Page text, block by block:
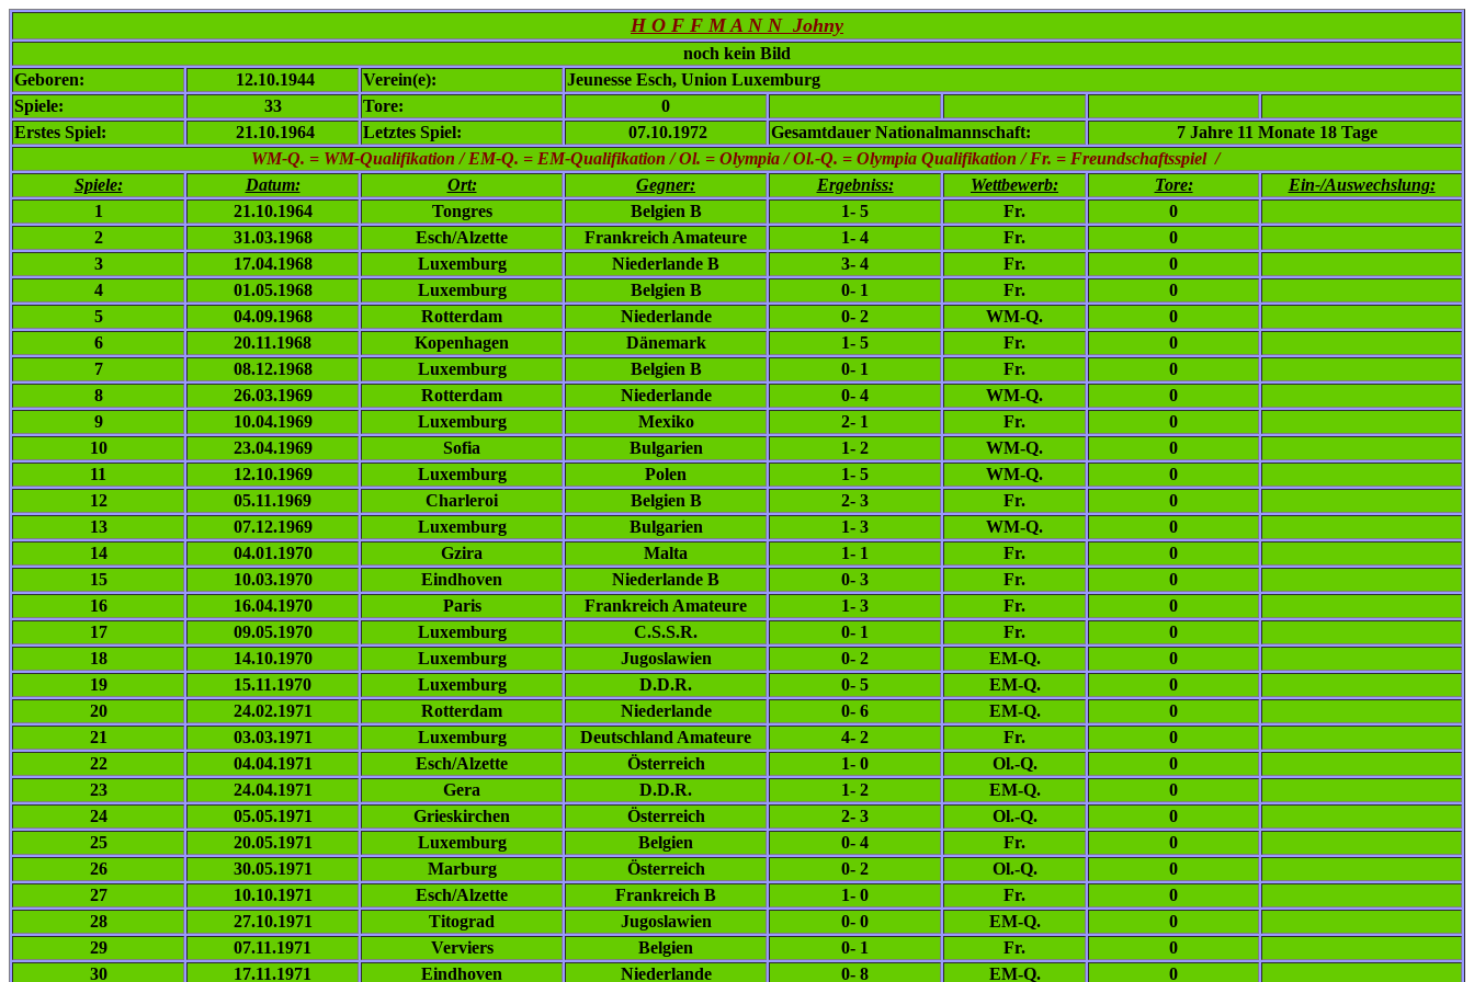
H O F F M A N N Johny
noch kein Bild
Geboren:
12.10.1944 Verein(e):
Jeunesse Esch, Union Luxemburg
Spiele:
33 Tore:
0
Erstes Spiel:
21.10.1964 Letztes Spiel: 07.10.1972 Gesamtdauer Nationalmannschaft:
7 Jahre 11 Monate 18 Tage
WM-Q. = WM-Qualifikation / EM-Q. = EM-Qualifikation / Ol. = Olympia / Ol.-Q. = Olympia Qualifikation / Fr. = Freundschaftsspiel /
Spiele:
Datum: Ort: Gegner: Ergebniss: Wettbewerb: Tore:
Ein-/Auswechslung:
1
21.10.1964 Tongres Belgien B 1- 5 Fr.
0
2
31.03.1968 Esch/Alzette Frankreich Amateure 1- 4 Fr.
0
3
17.04.1968 Luxemburg Niederlande B 3- 4 Fr.
0
4
01.05.1968 Luxemburg Belgien B 0- 1 Fr.
0
5
04.09.1968 Rotterdam Niederlande 0- 2 WM-Q.
0
6
20.11.1968 Kopenhagen Dänemark 1- 5 Fr.
0
7
08.12.1968 Luxemburg Belgien B 0- 1 Fr.
0
8
26.03.1969 Rotterdam Niederlande 0- 4 WM-Q.
0
9
10.04.1969 Luxemburg Mexiko 2- 1 Fr.
0
10
23.04.1969 Sofia Bulgarien 1- 2 WM-Q.
0
11
12.10.1969 Luxemburg Polen 1- 5 WM-Q.
0
12
05.11.1969 Charleroi Belgien B 2- 3 Fr.
0
13
07.12.1969 Luxemburg Bulgarien 1- 3 WM-Q.
0
14
04.01.1970 Gzira Malta 1- 1 Fr.
0
15
10.03.1970 Eindhoven Niederlande B 0- 3 Fr.
0
16
16.04.1970 Paris Frankreich Amateure 1- 3 Fr.
0
17
09.05.1970 Luxemburg C.S.S.R. 0- 1 Fr.
0
18
14.10.1970 Luxemburg Jugoslawien 0- 2 EM-Q.
0
19
15.11.1970 Luxemburg D.D.R. 0- 5 EM-Q.
0
20
24.02.1971 Rotterdam Niederlande 0- 6 EM-Q.
0
21
03.03.1971 Luxemburg Deutschland Amateure 4- 2 Fr.
0
22
04.04.1971 Esch/Alzette Österreich 1- 0 Ol.-Q.
0
23
24.04.1971 Gera D.D.R. 1- 2 EM-Q.
0
24
05.05.1971 Grieskirchen Österreich 2- 3 Ol.-Q.
0
25
20.05.1971 Luxemburg Belgien 0- 4 Fr.
0
26
30.05.1971 Marburg Österreich 0- 2 Ol.-Q.
0
27
10.10.1971 Esch/Alzette Frankreich B 1- 0 Fr.
0
28
27.10.1971 Titograd Jugoslawien 0- 0 EM-Q.
0
29
07.11.1971 Verviers Belgien 0- 1 Fr.
0
30
17.11.1971 Eindhoven Niederlande 0- 8 EM-Q. 0